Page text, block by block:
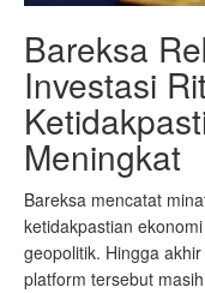
Bareksa
Investasi
Meningkat
Bareksa mencatat
ketidakpastian
geopolitik. Hingga
platform tersebut